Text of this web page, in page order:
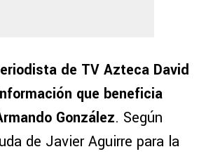
de TV Azteca David
que beneficia
González. Según
de Javier Aguirre para la